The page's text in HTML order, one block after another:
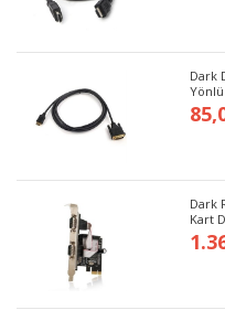
Dark
Dark
Kart